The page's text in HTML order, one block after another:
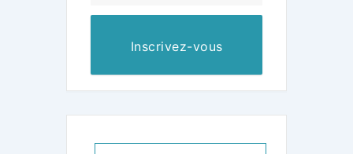
Inscrivez-vous